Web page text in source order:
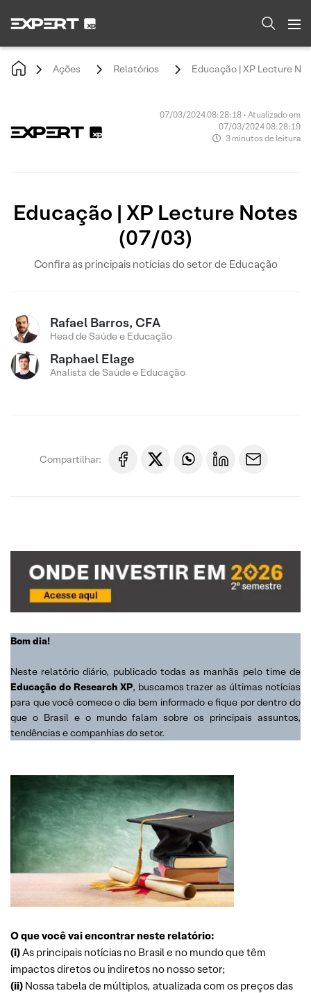
Ações Relatórios Educação | XP Lecture
07/03/2024 08:28:18 • Atualizado em
07/03/2024 08:28:19
3 minutos de leitura
Educação | XP Lecture Notes
(07/03)
Confira as principais notícias do setor de Educação
Rafael Barros, CFA
Head de Saúde e Educação
Raphael Elage
Analista de Saúde e Educação
Compartilhar:
Bom dia!
Neste relatório diário, publicado todas as manhãs pelo time de
Educação do Research XP, buscamos trazer as últimas notícias
para que você comece o dia bem informado e fique por dentro do
que o Brasil e o mundo falam sobre os principais assuntos,
tendências e companhias do setor.
O que você vai encontrar neste relatório:
(i)As principais notícias no Brasil e no mundo que têm
impactos diretos ou indiretos no nosso setor;
(ii) Nossa tabela de múltiplos, atualizada com os preços das